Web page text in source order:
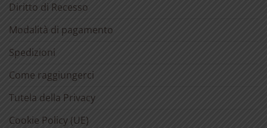
Diritto di Recesso
Modalità di pagamento
Spedizioni
Come raggiungerci
Tutela della Privacy
Cookie Policy (UE)